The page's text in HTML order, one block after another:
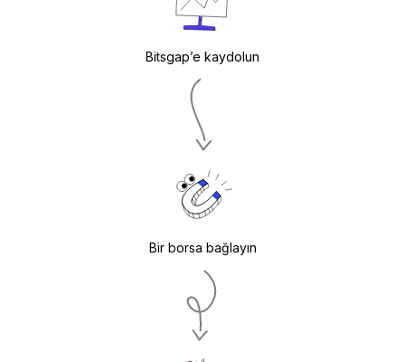
Bitsgap’e kaydolun
Bir borsa bağlayın